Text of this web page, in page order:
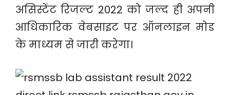
असिस्टेंट रिजल्ट 2022 को जल्द ही अपनी
आधिकारिक वेबसाइट पर ऑनलाइन मोड
के माध्यम से जारी करेगा।